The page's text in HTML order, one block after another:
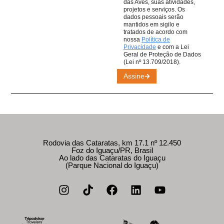
Assine
das Aves, suas atividades,
projetos e serviços. Os
dados pessoais serão
mantidos em sigilo e
tratados de acordo com
nossa Política de
Privacidade e com a Lei
Geral de Proteção de Dados
(Lei nº 13.709/2018).
Rodovia das Cataratas, km 17.1 nº 12.450
Foz do Iguaçu/PR, Brasil
Ao lado das Cataratas do Iguaçu
(Parque Nacional do Iguaçu)